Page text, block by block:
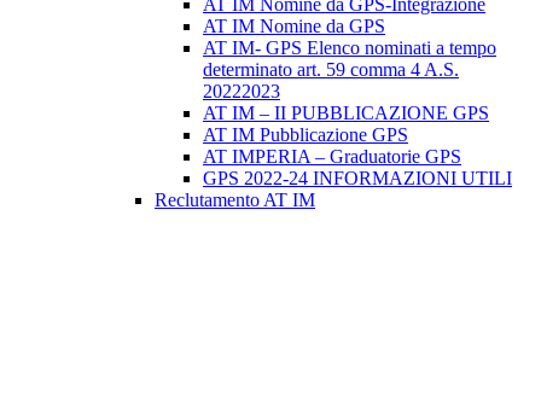
AT IM Nomine da GPS-Integrazione
AT IM Nomine da GPS
AT IM- GPS Elenco nominati a tempo
determinato art. 59 comma 4 A.S.
20222023
AT IM – II PUBBLICAZIONE GPS
AT IM Pubblicazione GPS
AT IMPERIA – Graduatorie GPS
GPS 2022-24 INFORMAZIONI UTILI
Reclutamento AT IM